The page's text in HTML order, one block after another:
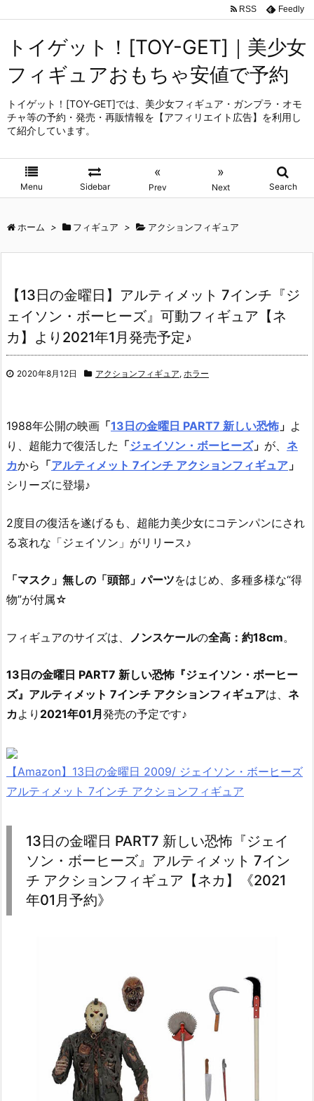
トイゲット！[TOY-GET]｜美少女
フィギュアおもちゃ安値で予約
トイゲット！[TOY-GET]では、美少女フィギュア・ガンプラ・オモ
チャ等の予約・発売・再販情報を【アフィリエイト広告】を利用し
て紹介しています。
Menu Sidebar
«
Prev
»
Next Search
RSS Feedly
ホーム > フィギュア > アクションフィギュア
【13日の金曜日】アルティメット 7インチ『ジ
ェイソン・ボーヒーズ』可動フィギュア【ネ
カ】より2021年1月発売予定♪
2020年8月12日 アクションフィギュア, ホラー
1988年公開の映画 「13日の金曜日 PART7 新しい恐怖 」 よ
り、 超能力で復活した 「ジェイソン・ボーヒーズ」 が、 ネ
カから 「アルティメット 7インチ アクションフィギュア 」
シリーズに登場♪
2度目の復活を遂げるも、超能力美少女にコテンパンにされ
る哀れな「ジェイソン」がリリース♪
「マスク」無しの「頭部」パーツをはじめ、多種多様な“得
物”が付属☆
フィギュアのサイズは、 ノンスケールの全高：約18cm。
13日の金曜日 PART7 新しい恐怖『ジェイソン・ボーヒー
ズ』アルティメット 7インチ アクションフィギュアは、 ネ
カより 2021年01月 発売の予定です♪
【Amazon】13日の金曜日 2009/ ジェイソン・ボーヒーズ
アルティメット 7インチ アクションフィギュア
13日の金曜日 PART7 新しい恐怖『ジェイ
ソン・ボーヒーズ』アルティメット 7イン
チ アクションフィギュア【ネカ】《2021
年01月予約》